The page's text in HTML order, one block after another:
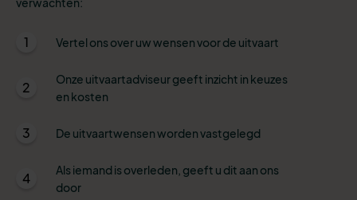
1 Vertel ons over uw wensen voor de uitvaart
2
Onze uitvaartadviseur geeft inzicht in keuzes
en kosten
3 De uitvaartwensen worden vastgelegd
4
Als iemand is overleden, geeft u dit aan ons
door